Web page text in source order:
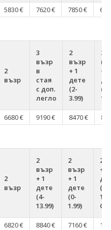
5830 € 7620 € 7850 €
2
възр
3
възр
в
стая
с доп.
легло
2
възр
+ 1
дете
(2-
3.99)
2
+ 1
(4-
6680 € 9190 € 8470 €
2
възр
2
възр
+ 1
дете
(4-
13.99)
2
възр
+ 1
дете
(0-
1.99)
2
+ 2
(2-
1
6820 € 8840 € 7160 €